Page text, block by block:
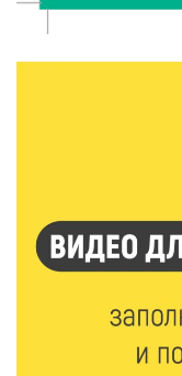
7 Авг 2026 10:32
раскрывает
День
какие
7 Авг 2026 09:32
“Посольство
школьники из
ради диалога